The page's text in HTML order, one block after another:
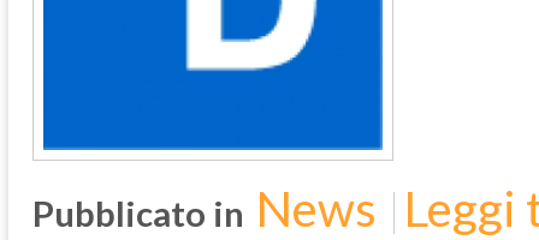
Pubblicato in News Leggi